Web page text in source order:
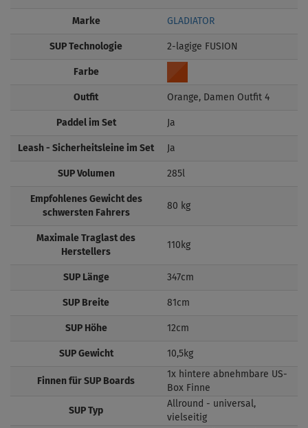
Marke GLADIATOR
SUP Technologie 2-lagige FUSION
Farbe
Outfit Orange, Damen Outfit 4
Paddel im Set Ja
Leash - Sicherheitsleine im Set Ja
SUP Volumen 285l
Empfohlenes Gewicht des
schwersten Fahrers
80 kg
Maximale Traglast des
Herstellers
110kg
SUP Länge 347cm
SUP Breite 81cm
SUP Höhe 12cm
SUP Gewicht 10,5kg
Finnen für SUP Boards
1x hintere abnehmbare US-
Box Finne
SUP Typ
Allround - universal,
vielseitig